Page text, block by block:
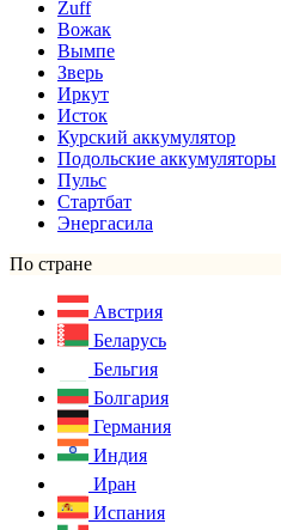
Zuff
Вожак
Вымпе
Зверь
Иркут
Исток
Курский аккумулятор
Подольские аккумуляторы
Пульс
Стартбат
Энергасила
По стране
Австрия
Беларусь
Бельгия
Болгария
Германия
Индия
Иран
Испания